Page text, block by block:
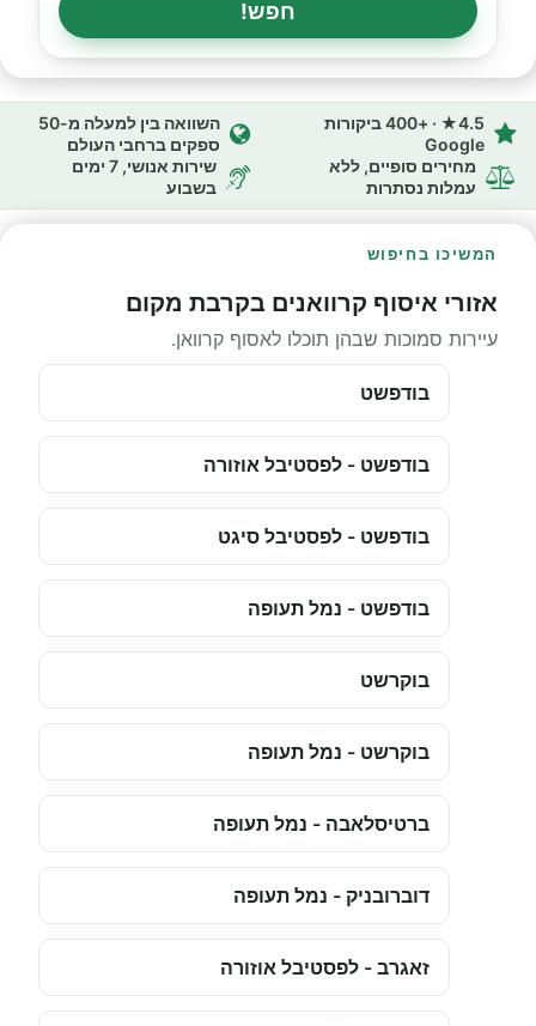
חפש!
4.5★ · +400 ביקורות
Google
השוואה בין למעלה מ-50
ספקים ברחבי העולם
מחירים סופיים, ללא
עמלות נסתרות
שירות אנושי, 7 ימים
בשבוע
המשיכו בחיפוש
אזורי איסוף קרוואנים בקרבת מקום
עיירות סמוכות שבהן תוכלו לאסוף קרוואן.
בודפשט
בודפשט - לפסטיבל אוזורה
בודפשט - לפסטיבל סיגט
בודפשט - נמל תעופה
בוקרשט
בוקרשט - נמל תעופה
ברטיסלאבה - נמל תעופה
דוברובניק - נמל תעופה
זאגרב - לפסטיבל אוזורה